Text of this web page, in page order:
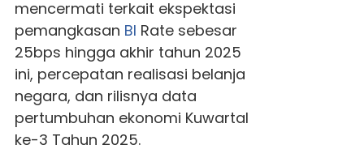
mencermati terkait ekspektasi
pemangkasan BI Rate sebesar
25bps hingga akhir tahun 2025
ini, percepatan realisasi belanja
negara, dan rilisnya data
pertumbuhan ekonomi Kuwartal
ke-3 Tahun 2025.